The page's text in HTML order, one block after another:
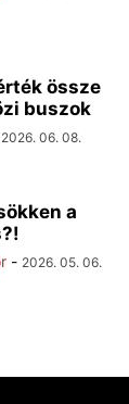
össze
buszok
2026. 06. 08.
a
- 2026. 05. 06.